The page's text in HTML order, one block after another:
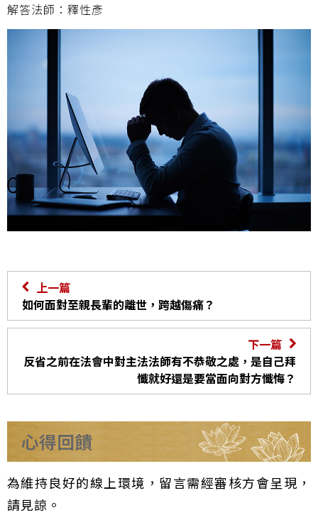
解答法師：釋性彥
上一篇
如何面對至親長輩的離世，跨越傷痛？
下一篇
反省之前在法會中對主法法師有不恭敬之處，是自己拜
懺就好還是要當面向對方懺悔？
心得回饋
為維持良好的線上環境，留言需經審核方會呈現，
請見諒。